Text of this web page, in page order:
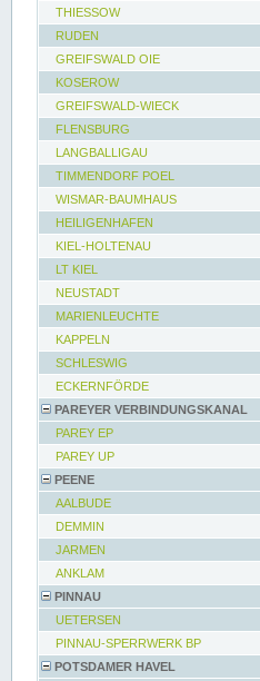
THIESSOW
RUDEN
GREIFSWALD OIE
KOSEROW
GREIFSWALD-WIECK
FLENSBURG
LANGBALLIGAU
TIMMENDORF POEL
WISMAR-BAUMHAUS
HEILIGENHAFEN
KIEL-HOLTENAU
LT KIEL
NEUSTADT
MARIENLEUCHTE
KAPPELN
SCHLESWIG
ECKERNFÖRDE
PAREYER VERBINDUNGSKANAL
PAREY EP
PAREY UP
PEENE
AALBUDE
DEMMIN
JARMEN
ANKLAM
PINNAU
UETERSEN
PINNAU-SPERRWERK BP
POTSDAMER HAVEL